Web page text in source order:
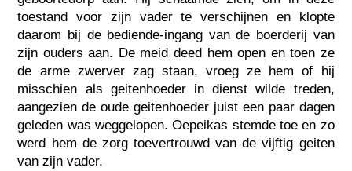
toestand voor zijn vader te verschijnen en klopte
daarom bij de bediende-ingang van de boerderij van
zijn ouders aan. De meid deed hem open en toen ze
de arme zwerver zag staan, vroeg ze hem of hij
misschien als geitenhoeder in dienst wilde treden,
aangezien de oude geitenhoeder juist een paar dagen
geleden was weggelopen. Oepeikas stemde toe en zo
werd hem de zorg toevertrouwd van de vijftig geiten
van zijn vader.